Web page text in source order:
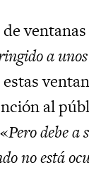
a
al
Pero debe a
no está